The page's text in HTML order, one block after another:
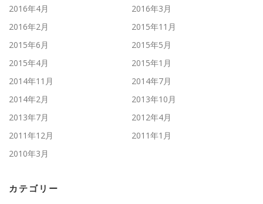
2016年4月
2016年3月
2016年2月
2015年11月
2015年6月
2015年5月
2015年4月
2015年1月
2014年11月
2014年7月
2014年2月
2013年10月
2013年7月
2012年4月
2011年12月
2011年1月
2010年3月
カテゴリー